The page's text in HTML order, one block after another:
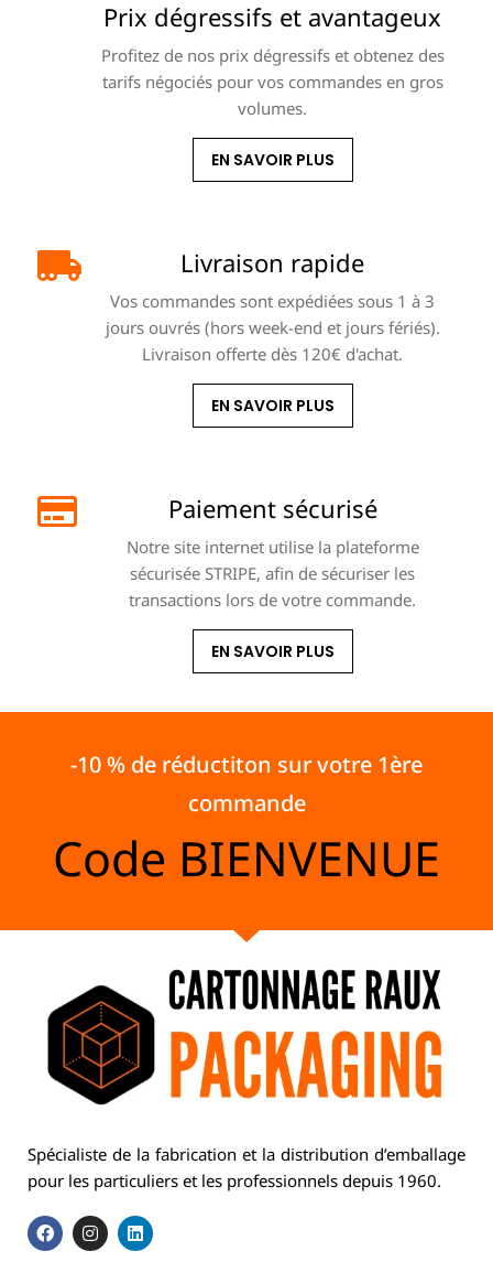
Prix dégressifs et avantageux
Profitez de nos prix dégressifs et obtenez des
tarifs négociés pour vos commandes en gros
volumes.
EN SAVOIR PLUS
Livraison rapide
Vos commandes sont expédiées sous 1 à 3
jours ouvrés (hors week-end et jours fériés).
Livraison offerte dès 120€ d'achat.
EN SAVOIR PLUS
Paiement sécurisé
Notre site internet utilise la plateforme
sécurisée STRIPE, afin de sécuriser les
transactions lors de votre commande.
EN SAVOIR PLUS
-10 % de réductiton sur votre 1ère
commande
Code BIENVENUE
Spécialiste de la fabrication et la distribution d’emballage
pour les particuliers et les professionnels depuis 1960.